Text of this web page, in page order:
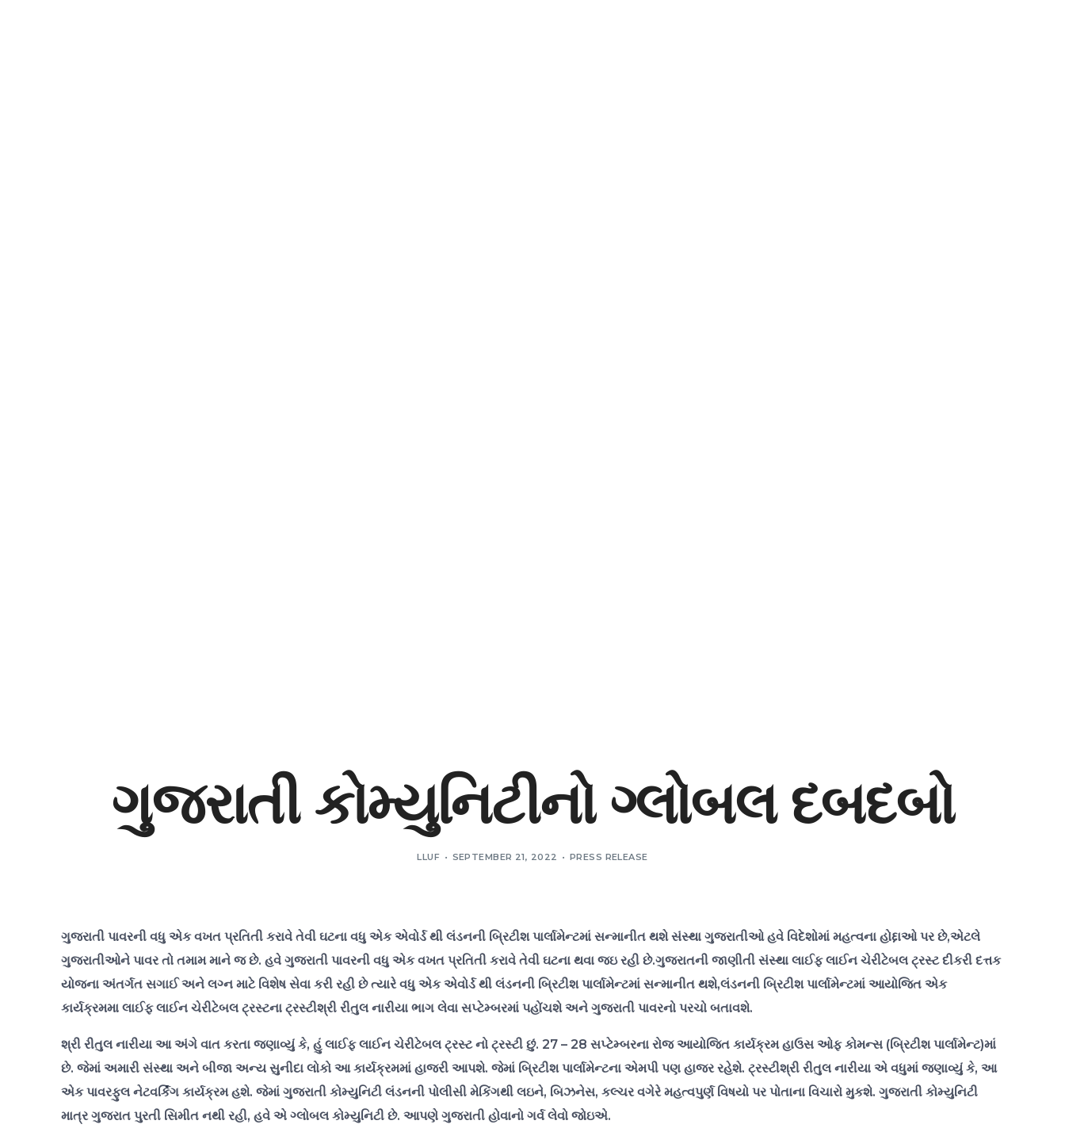
ગુજરાતી કોમ્યુનિટીનો ગ્લોબલ દબદબો
LLUF SEPTEMBER 21, 2022 PRESS RELEASE
ગુજરાતી પાવરની વધુ એક વખત પ્રતિતી કરાવે તેવી ઘટના વધુ એક એવોર્ડ થી લંડનની બ્રિટીશ પાર્લામેન્ટમાં સન્માનીત થશે સંસ્થા ગુજરાતીઓ હવે વિદેશોમાં મહત્વના હોદ્દાઓ પર છે,એટલે
ગુજરાતીઓને પાવર તો તમામ માને જ છે. હવે ગુજરાતી પાવરની વધુ એક વખત પ્રતિતી કરાવે તેવી ઘટના થવા જઇ રહી છે.ગુજરાતની જાણીતી સંસ્થા લાઈફ લાઈન ચેરીટેબલ ટ્રસ્ટ દીકરી દત્તક
યોજના અંતર્ગત સગાઈ અને લગ્ન માટે વિશેષ સેવા કરી રહી છે ત્યારે વધુ એક એવોર્ડ થી લંડનની બ્રિટીશ પાર્લામેન્ટમાં સન્માનીત થશે,લંડનની બ્રિટીશ પાર્લામેન્ટમાં આયોજિત એક
કાર્યક્રમમા લાઈફ લાઈન ચેરીટેબલ ટ્રસ્ટના ટ્રસ્ટીશ્રી રીતુલ નારીયા ભાગ લેવા સપ્ટેમ્બરમાં પહોંચશે અને ગુજરાતી પાવરનો પરચો બતાવશે.
શ્રી રીતુલ નારીયા આ અંગે વાત કરતા જણાવ્યું કે, હું લાઈફ લાઈન ચેરીટેબલ ટ્રસ્ટ નો ટ્રસ્ટી છું. 27 – 28 સપ્ટેમ્બરના રોજ આયોજિત કાર્યક્રમ હાઉસ ઓફ કોમન્સ (બ્રિટીશ પાર્લામેન્ટ)માં
છે. જેમાં અમારી સંસ્થા અને બીજા અન્ય સુનીદા લોકો આ કાર્યક્રમમાં હાજરી આપશે. જેમાં બ્રિટીશ પાર્લામેન્ટના એમપી પણ હાજર રહેશે. ટ્રસ્ટીશ્રી રીતુલ નારીયા એ વધુમાં જણાવ્યું કે, આ
એક પાવરફુલ નેટવર્કિંગ કાર્યક્રમ હશે. જેમાં ગુજરાતી કોમ્યુનિટી લંડનની પોલીસી મેકિંગથી લઇને, બિઝનેસ, કલ્ચર વગેરે મહત્વપુર્ણ વિષયો પર પોતાના વિચારો મુકશે. ગુજરાતી કોમ્યુનિટી
માત્ર ગુજરાત પુરતી સિમીત નથી રહી, હવે એ ગ્લોબલ કોમ્યુનિટી છે. આપણે ગુજરાતી હોવાનો ગર્વ લેવો જોઇએ.